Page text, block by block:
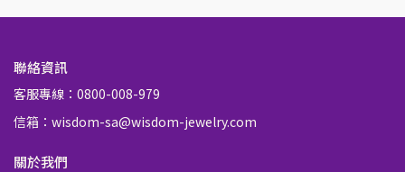
聯絡資訊
客服專線：0800-008-979
信箱：wisdom-sa@wisdom-jewelry.com
關於我們